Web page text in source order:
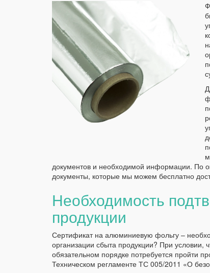
документов и необходимой информации. По
документы, которые мы можем бесплатно
Необходимость
продукции
Сертификат на алюминиевую фольгу –
организации сбыта продукции? При условии,
обязательном порядке потребуется пройти
Техническом регламенте ТС 005/2011 «О